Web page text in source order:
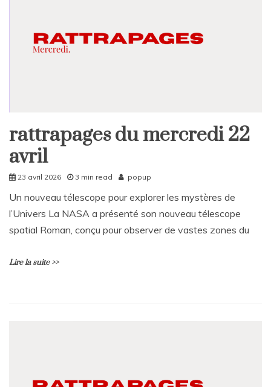
Home
Rattrapages
rattrapages du mercredi 22
avril
23 avril 2026 3 min read popup
Un nouveau télescope pour explorer les mystères de
l’Univers La NASA a présenté son nouveau télescope
spatial Roman, conçu pour observer de vastes zones du
Lire la suite >>